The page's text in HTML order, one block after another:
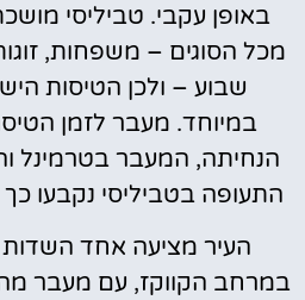
באופן עקבי. טביליסי
מכל הסוגים – משפחות,
שבוע – ולכן הטיסות
במיוחד. מעבר לזמן
הנחיתה, המעבר בטרמינל
התעופה בטביליסי נקבעו כך
העיר מציעה אחד השדות
במרחב הקווקז, עם מעבר